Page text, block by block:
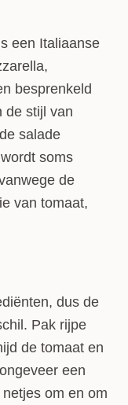
een Italiaanse
besprenkeld
de stijl van
salade
soms
de
van tomaat,
dus de
Pak rijpe
de tomaat en
een
om en om